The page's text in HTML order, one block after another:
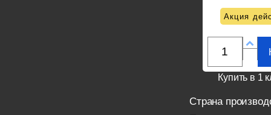
Акция
Купить в 1
Страна